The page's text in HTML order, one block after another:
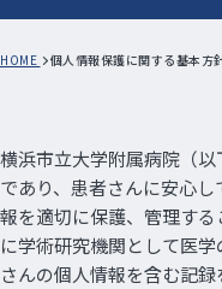
HOME 個人情報保護に関する基本方
横浜市立大学附属病院（
であり、患者さんに安心
報を適切に保護、管理す
に学術研究機関として医
さんの個人情報を含む記